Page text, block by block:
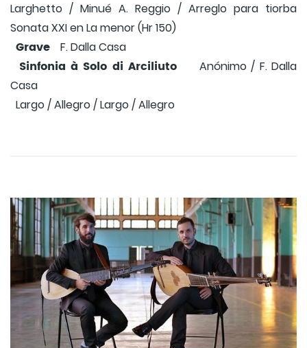
Larghetto / Minué A. Reggio / Arreglo para tiorba
Sonata XXI en La menor (Hr 150)
Grave F. Dalla Casa
Sinfonia à Solo di Arciliuto
Anónimo / F. Dalla
Casa
Largo / Allegro / Largo / Allegro